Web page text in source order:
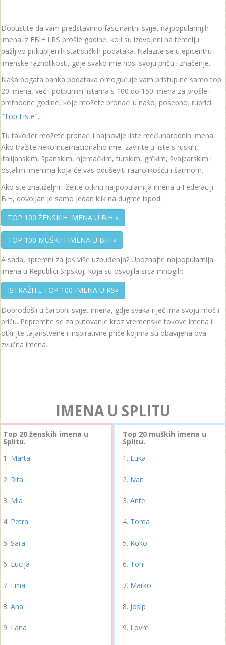
Dopustite da vam predstavimo fascinantni svijet najpopularnijih
imena iz FBiH i RS prošle godine, koji su izdvojeni na temelju
pažljivo prikupljenih statističkih podataka. Nalazite se u epicentru
imenske raznolikosti, gdje svako ime nosi svoju priču i značenje.
Naša bogata banka podataka omogućuje vam pristup ne samo top
20 imena, već i potpunim listama s 100 do 150 imena za prošle i
prethodne godine, koje možete pronaći u našoj posebnoj rubrici
"Top Liste".
Tu također možete pronaći i najnovije liste međunarodnih imena.
Ako tražite neko internacionalno ime, zavirite u liste s ruskih,
italijanskim, španskim, njemačkim, turskim, grčkim, švajcarskim i
ostalim imenima koja će vas oduševiti raznolikošću i šarmom.
Ako ste znatiželjni i želite otkriti najpopularnija imena u Federaciji
BiH, dovoljan je samo jedan klik na dugme ispod:
TOP 100 ŽENSKIH IMENA U BiH »
TOP 100 MUŠKIH IMENA U BiH »
A sada, spremni za još više uzbuđenja? Upoznajte najpopularnija
imena u Republici Srpskoj, koja su osvojila srca mnogih:
ISTRAŽITE TOP 100 IMENA U RS»
Dobrodošli u čarobni svijet imena, gdje svaka riječ ima svoju moć i
priču. Pripremite se za putovanje kroz vremenske tokove imena i
otkrijte tajanstvene i inspirativne priče kojima su obavijena ova
zvučna imena.
IMENA U SPLITU
Top 20 ženskih imena u
Splitu.
Marta
Rita
Mia
Petra
Sara
Lucija
Ema
Ana
Lana
Top 20 muških imena u
Splitu.
Luka
Ivan
Ante
Toma
Roko
Toni
Marko
Josip
Lovre